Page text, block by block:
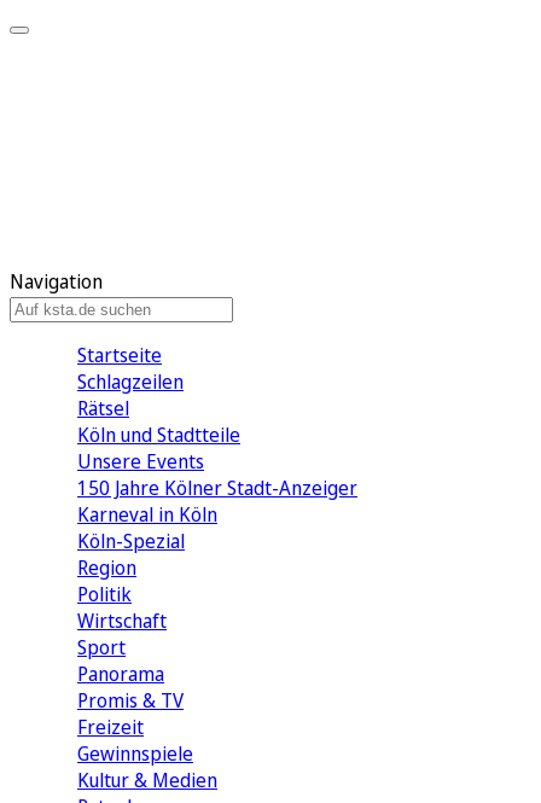
Navigation
Startseite
Schlagzeilen
Rätsel
Köln und Stadtteile
Unsere Events
150 Jahre Kölner Stadt-Anzeiger
Karneval in Köln
Köln-Spezial
Region
Politik
Wirtschaft
Sport
Panorama
Promis & TV
Freizeit
Gewinnspiele
Kultur & Medien